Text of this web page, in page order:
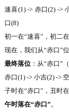
速喜(1) -> 赤口(2) ->
口(8)
初一在“速喜”，初二在
现在，我们从“赤口”
最终落位：从“赤口”
赤口(1) -> 小吉(2) ->
子时在“赤口”，丑时在
午时落在“赤口” 。